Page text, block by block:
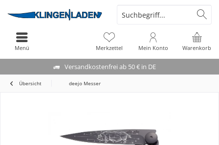
Versandkostenfrei ab 50 € in DE
Warenkorb
Merkzettel Mein Konto
Menü
Übersicht deejo Messer